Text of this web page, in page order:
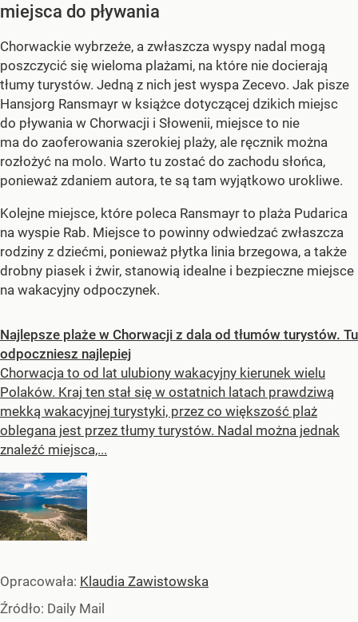
miejsca do pływania
Chorwackie wybrzeże, a zwłaszcza wyspy nadal mogą
poszczycić się wieloma plażami, na które nie docierają
tłumy turystów. Jedną z nich jest wyspa Zecevo. Jak pisze
Hansjorg Ransmayr w książce dotyczącej dzikich miejsc
do pływania w Chorwacji i Słowenii, miejsce to nie
ma do zaoferowania szerokiej plaży, ale ręcznik można
rozłożyć na molo. Warto tu zostać do zachodu słońca,
ponieważ zdaniem autora, te są tam wyjątkowo urokliwe.
Kolejne miejsce, które poleca Ransmayr to plaża Pudarica
na wyspie Rab. Miejsce to powinny odwiedzać zwłaszcza
rodziny z dziećmi, ponieważ płytka linia brzegowa, a także
drobny piasek i żwir, stanowią idealne i bezpieczne miejsce
na wakacyjny odpoczynek.
Najlepsze plaże w Chorwacji z dala od tłumów turystów. Tu
odpoczniesz najlepiej
Chorwacja to od lat ulubiony wakacyjny kierunek wielu
Polaków. Kraj ten stał się w ostatnich latach prawdziwą
mekką wakacyjnej turystyki, przez co większość plaż
oblegana jest przez tłumy turystów. Nadal można jednak
znaleźć miejsca,...
Opracowała: Klaudia Zawistowska
Źródło: Daily Mail